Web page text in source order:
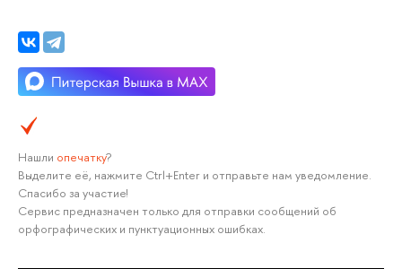
Нашли опечатку?
Выделите её, нажмите Ctrl+Enter и отправьте нам уведомление.
Спасибо за участие!
Сервис предназначен только для отправки сообщений об
орфографических и пунктуационных ошибках.